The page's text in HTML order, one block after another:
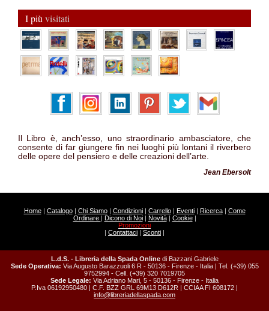
I più visitati
Il Libro è, anch’esso, uno straordinario ambasciatore, che
consente di far giungere fin nei luoghi più lontani il riverbero
delle opere del pensiero e delle creazioni dell’arte.
Jean Ebersolt
Home| Catalogo| Chi Siamo| Condizioni| Carrello| Eventi| Ricerca| Come
Ordinare | Dicono di Noi| Novità| Cookie|
Promozioni
| Contattaci | Sconti |
L.d.S. - Libreria della Spada Online di Bazzani Gabriele
Sede Operativa: Via Augusto Barazzuoli 6 R - 50136 - Firenze - Italia | Tel. (+39) 055
9752994 - Cell. (+39) 320 7019705
Sede Legale: Via Adriano Mari, 5 - 50136 - Firenze - Italia
P.Iva 06192950480 | C.F. BZZ GRL 69M13 D612R | CCIAA FI 608172 |
info@libreriadellaspada.com